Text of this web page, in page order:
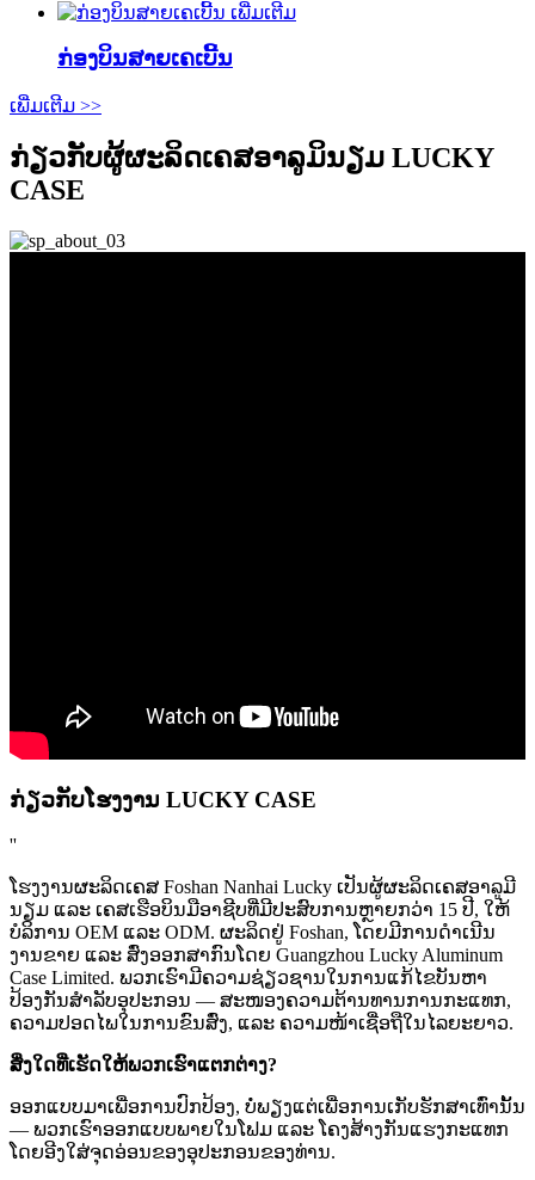
ເພີ່ມເຕີມ
ກ່ອງບິນສາຍເຄເບີ້ນ
ເພີ່ມເຕີມ >>
ກ່ຽວກັບຜູ້ຜະລິດເຄສອາລູມິນຽມ LUCKY
CASE
ກ່ຽວກັບໂຮງງານ LUCKY CASE
''
ໂຮງງານຜະລິດເຄສ Foshan Nanhai Lucky ເປັນຜູ້ຜະລິດເຄສອາລູມີ
ນຽມ ແລະ ເຄສເຮືອບິນມືອາຊີບທີ່ມີປະສົບການຫຼາຍກວ່າ 15 ປີ, ໃຫ້
ບໍລິການ OEM ແລະ ODM. ຜະລິດຢູ່ Foshan, ໂດຍມີການດຳເນີນ
ງານຂາຍ ແລະ ສົ່ງອອກສາກົນໂດຍ Guangzhou Lucky Aluminum
Case Limited. ພວກເຮົາມີຄວາມຊ່ຽວຊານໃນການແກ້ໄຂບັນຫາ
ປ້ອງກັນສຳລັບອຸປະກອນ — ສະໜອງຄວາມຕ້ານທານການກະແທກ,
ຄວາມປອດໄພໃນການຂົນສົ່ງ, ແລະ ຄວາມໜ້າເຊື່ອຖືໃນໄລຍະຍາວ.
ສິ່ງໃດທີ່ເຮັດໃຫ້ພວກເຮົາແຕກຕ່າງ?
ອອກແບບມາເພື່ອການປົກປ້ອງ, ບໍ່ພຽງແຕ່ເພື່ອການເກັບຮັກສາເທົ່ານັ້ນ
— ພວກເຮົາອອກແບບພາຍໃນໂຟມ ແລະ ໂຄງສ້າງກັນແຮງກະແທກ
ໂດຍອີງໃສ່ຈຸດອ່ອນຂອງອຸປະກອນຂອງທ່ານ.